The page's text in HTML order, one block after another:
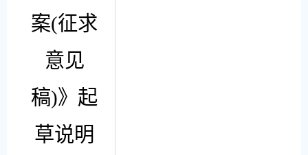
案(征求
意见
稿)》 起
草说明